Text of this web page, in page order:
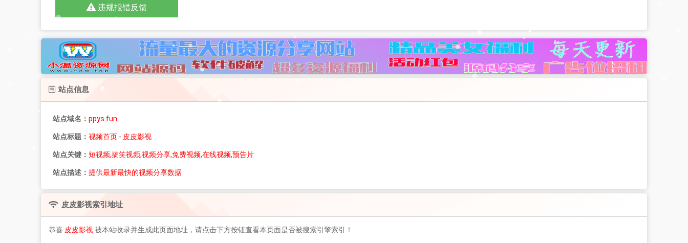
违规报错反馈
站点信息
站点域名： ppys.fun
站点标题： 视频首页 - 皮皮影视
站点关键： 短视频,搞笑视频,视频分享,免费视频,在线视频,预告片
站点描述： 提供最新最快的视频分享数据
皮皮影视索引地址
恭喜 皮皮影视被本站收录并生成此页面地址，请点击下方按钮查看本页面是否被搜索引擎索引！